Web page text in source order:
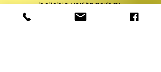
beliebig verlängerbar
deine ganz private Tour